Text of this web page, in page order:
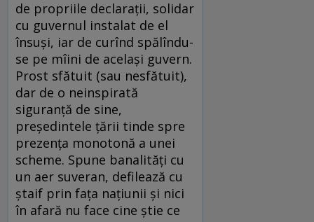
de propriile declaraţii, solidar
cu guvernul instalat de el
însuşi, iar de curînd spălîndu-
se pe mîini de acelaşi guvern.
Prost sfătuit (sau nesfătuit),
dar de o neinspirată
siguranţă de sine,
preşedintele ţării tinde spre
prezenţa monotonă a unei
scheme. Spune banalităţi cu
un aer suveran, defilează cu
ştaif prin faţa naţiunii şi nici
în afară nu face cine ştie ce